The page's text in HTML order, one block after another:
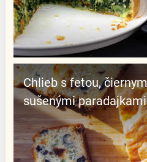
Chlieb s fetou, čiernymi olivami a
sušenými paradajkami